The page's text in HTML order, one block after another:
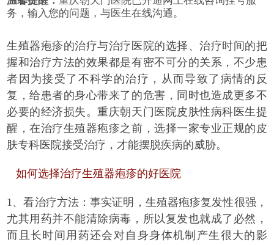
务，输入您的问题，与医生在线沟通。
生殖器疱疹的治疗与治疗医院的选择、治疗时间的把
握和治疗方法的效果都是有密不可分的关系，不少患
者因为接受了不科学的治疗，从而导致了病情的反
复，给患者的身心带来了的危害，同时也造成更多不
必要的经济损失。重庆朝天门医院皮肤性病科医生提
醒，在治疗生殖器疱疹之前，选择一家专业正规的皮
肤专科医院接受治疗，才能摆脱疾病的威胁。
如何选择治疗生殖器疱疹的好医院
1、看治疗方法：事实证明，生殖器疱疹复发性很强，
尤其用药并不能清除病毒，所以复发也就成了必然，
而且长时间用药还会对自身身体机制产生很大的影